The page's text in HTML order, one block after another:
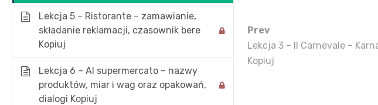
Włoski od podstaw
Prev
Lekcja 3 – Il Carnevale –
Kopiuj
Lekcja 5 – Ristorante – zamawianie,
składanie reklamacji, czasownik bere
Kopiuj
Lekcja 6 – Al supermercato – nazwy
produktów, miar i wag oraz opakowań,
dialogi Kopiuj